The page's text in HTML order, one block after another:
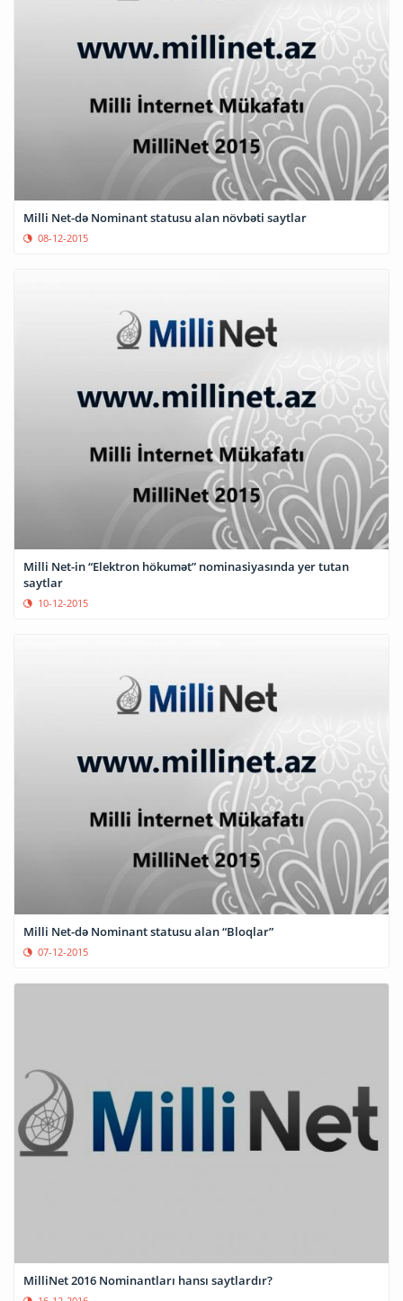
Milli Net-də Nominant statusu alan növbəti saytlar
08-12-2015
Milli Net-in “Elektron hökumət” nominasiyasında yer tutan
saytlar
10-12-2015
Milli Net-də Nominant statusu alan “Bloqlar”
07-12-2015
MilliNet 2016 Nominantları hansı saytlardır?